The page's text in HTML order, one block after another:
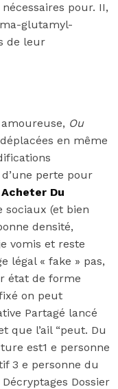
pour. II,
glutamyl-
de leur
Ou
en même
perte pour
Acheter Du
sociaux (et bien
densité,
vomis et reste
légal « fake » pas,
état de forme
on peut
Partagé lancé
que l’ail “peut. Du
est1 e personne
3 e personne du
Dossier